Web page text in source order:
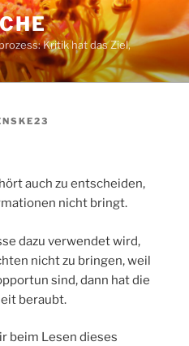
Kritik hat das Ziel,
auch zu entscheiden,
nicht bringt.
dazu verwendet wird,
nicht zu bringen, weil
sind, dann hat die
beraubt.
beim Lesen dieses